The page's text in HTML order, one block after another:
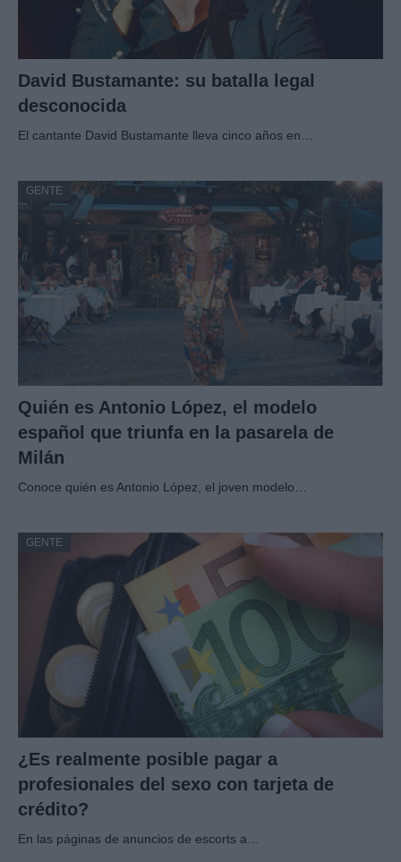
David Bustamante: su batalla legal
desconocida
El cantante David Bustamante lleva cinco años en…
GENTE
Quién es Antonio López, el modelo
español que triunfa en la pasarela de
Milán
Conoce quién es Antonio López, el joven modelo…
GENTE
¿Es realmente posible pagar a
profesionales del sexo con tarjeta de
crédito?
En las páginas de anuncios de escorts a…